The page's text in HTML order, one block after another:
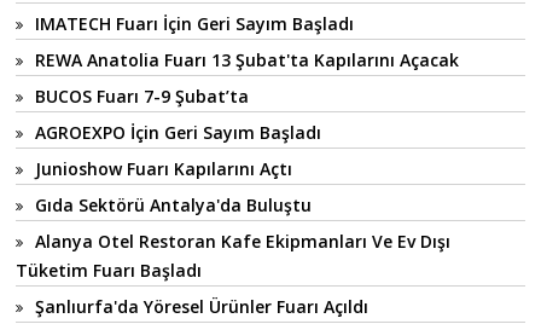
IMATECH Fuarı İçin Geri Sayım Başladı
REWA Anatolia Fuarı 13 Şubat'ta Kapılarını Açacak
BUCOS Fuarı 7-9 Şubat’ta
AGROEXPO İçin Geri Sayım Başladı
Junioshow Fuarı Kapılarını Açtı
Gıda Sektörü Antalya'da Buluştu
Alanya Otel Restoran Kafe Ekipmanları Ve Ev Dışı
Tüketim Fuarı Başladı
Şanlıurfa'da Yöresel Ürünler Fuarı Açıldı